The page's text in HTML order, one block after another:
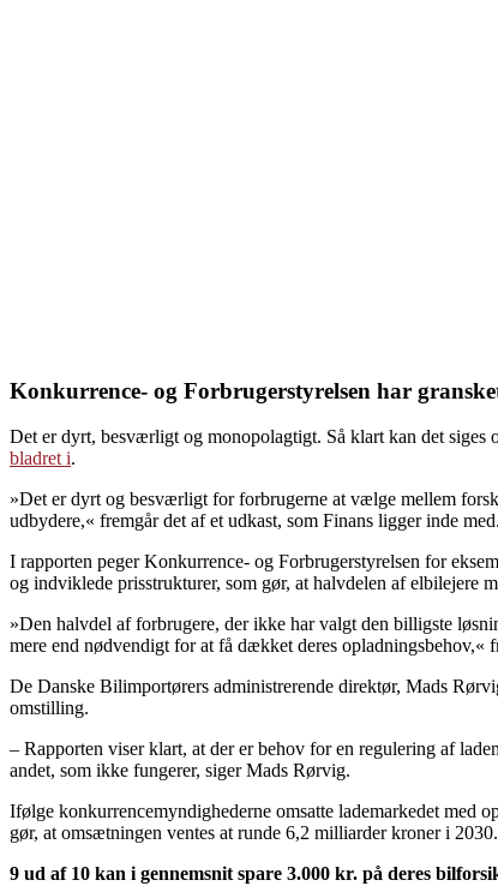
Konkurrence- og Forbrugerstyrelsen har
Det er dyrt, besværligt og monopolagtigt. Så klart kan det
bladret i.
»Det er dyrt og besværligt for forbrugerne at vælge mellem
udbydere,« fremgår det af et udkast, som Finans ligger inde med.
I rapporten peger Konkurrence- og Forbrugerstyrelsen for
og indviklede prisstrukturer, som gør, at halvdelen af elbilejere
»Den halvdel af forbrugere, der ikke har valgt den billigste
mere end nødvendigt for at få dækket deres opladningsbehov,«
De Danske Bilimportørers administrerende direktør, Mads
omstilling.
– Rapporten viser klart, at der er behov for en regulering af
andet, som ikke fungerer, siger Mads Rørvig.
Ifølge konkurrencemyndighederne omsatte lademarkedet med
gør, at omsætningen ventes at runde 6,2 milliarder kroner i 2030.
9 ud af 10 kan i gennemsnit spare 3.000 kr. på deres